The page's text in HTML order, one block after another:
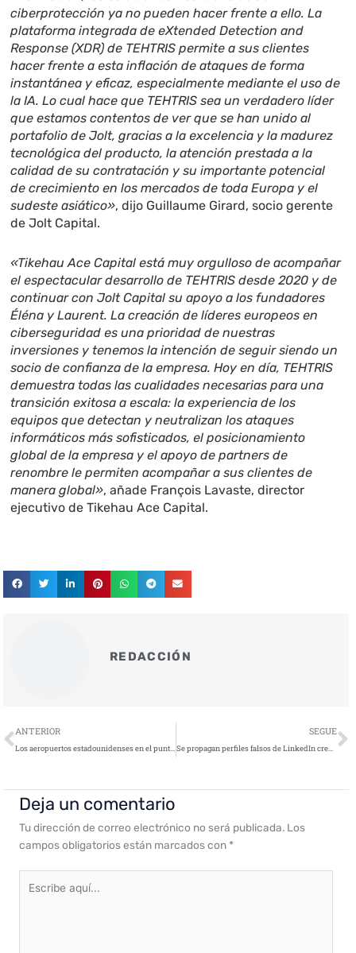
ciberprotección ya no pueden hacer frente a ello. La
plataforma integrada deeXtended Detection and
Response(XDR) de TEHTRIS permite a sus clientes
hacer frente a esta inflación de ataques de forma
instantánea y eficaz, especialmente mediante el uso de
la IA. Lo cual hace que TEHTRIS sea un verdadero líder
que estamos contentos de ver que se han unido al
portafolio de Jolt, gracias a la excelencia y la madurez
tecnológica del producto, la atención prestada a la
calidad de su contratación y su importante potencial
de crecimiento en los mercados de toda Europa y el
sudeste asiático», dijo Guillaume Girard, socio gerente
de Jolt Capital.
«Tikehau Ace Capital está muy orgulloso de acompañar
el espectacular desarrollo de TEHTRIS desde 2020 y de
continuar con Jolt Capital su apoyo a los fundadores
Éléna y Laurent. La creación de líderes europeos en
ciberseguridad es una prioridad de nuestras
inversiones y tenemos la intención de seguir siendo un
socio de confianza de la empresa. Hoy en día, TEHTRIS
demuestra todas las cualidades necesarias para una
transición exitosa a escala: la experiencia de los
equipos que detectan y neutralizan los ataques
informáticos más sofisticados, el posicionamiento
global de la empresa y el apoyo de partners de
renombre le permiten acompañar a sus clientes de
manera global», añade François Lavaste, director
ejecutivo de Tikehau Ace Capital.
REDACCIÓN
Ant
ANTERIOR
Los aeropuertos estadounidenses en el punto de mira de los ciberataques del grupo prorruso Killnet
SEGUE
Se propagan perfiles falsos de LinkedIn creados con Inteligencia Artificial
Deja un comentario
Tu dirección de correo electrónico no será publicada. Los
campos obligatorios están marcados con *
aquí...